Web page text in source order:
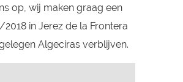
op, wij maken graag een
in Jerez de la Frontera
Algeciras verblijven.